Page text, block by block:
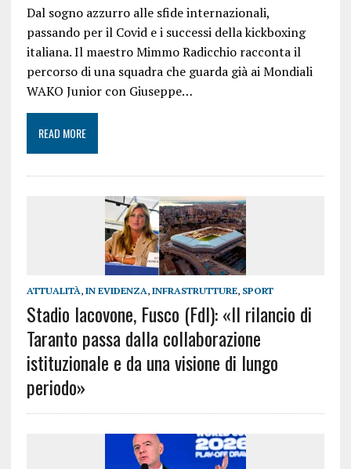
Dal sogno azzurro alle sfide internazionali,
passando per il Covid e i successi della kickboxing
italiana. Il maestro Mimmo Radicchio racconta il
percorso di una squadra che guarda già ai Mondiali
WAKO Junior con Giuseppe…
READ MORE
ATTUALITÀ, IN EVIDENZA, INFRASTRUTTURE, SPORT
Stadio Iacovone, Fusco (FdI): «Il rilancio di
Taranto passa dalla collaborazione
istituzionale e da una visione di lungo
periodo»